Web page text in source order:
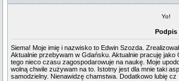
Yo!
Podpis
Siema! Moje imię i nazwisko to Edwin Szozda.
Aktualnie przebywam w Gdańsku. Aktualnie pracuję jako
tego nieco czasu zagospodarowuje na naukę. Moje
wolną chwile zużywam na to. Istotny jest dla mnie taki
samodzielny. Nienawidzę chamstwa. Dodatkowo lubię cz